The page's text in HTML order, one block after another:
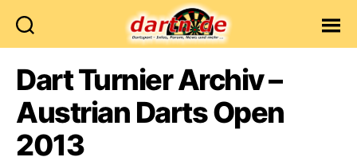
Dart Turnier Archiv –
Austrian Darts Open
2013